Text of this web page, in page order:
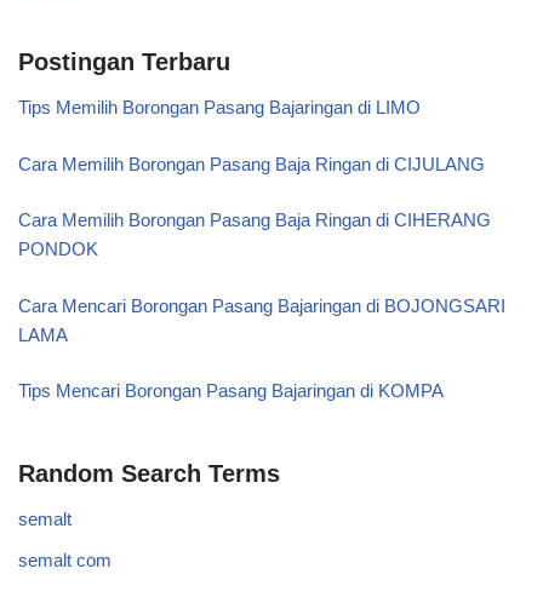
Postingan Terbaru
Tips Memilih Borongan Pasang Bajaringan di LIMO
Cara Memilih Borongan Pasang Baja Ringan di CIJULANG
Cara Memilih Borongan Pasang Baja Ringan di CIHERANG
PONDOK
Cara Mencari Borongan Pasang Bajaringan di BOJONGSARI
LAMA
Tips Mencari Borongan Pasang Bajaringan di KOMPA
Random Search Terms
semalt
semalt com